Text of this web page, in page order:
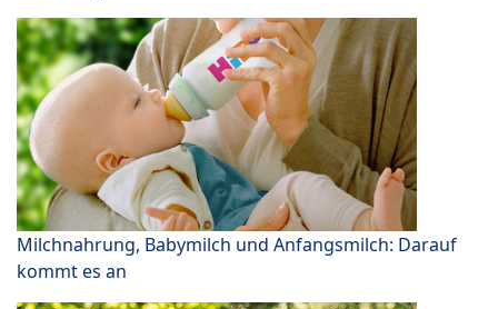
Milchnahrung, Babymilch und Anfangsmilch: Darauf
kommt es an